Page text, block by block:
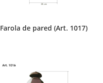
Farola de pared (Art. 1017)